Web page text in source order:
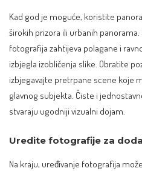
Kad god je moguće, koristite
širokih prizora ili urbanih
fotografija zahtijeva polagane i
izbjegla izobličenja slike. Obratite
izbjegavajte pretrpane scene koje
glavnog subjekta. Čiste i
stvaraju ugodniji vizualni dojam.
Uredite fotografije za
Na kraju, uređivanje fotografija